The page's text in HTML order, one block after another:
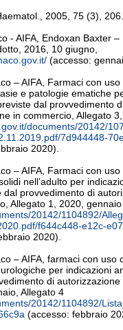
2005, 75 (3), 206.
- AIFA, Endoxan Baxter –
2016, 10 giugno,
(accesso:
– AIFA, Farmaci con
e patologie ematiche
dal provvedimento
in commercio, Allegato 3,
documents/20142/
7d944448-
2020).
– AIFA, Farmaci con
nell’adulto per
provvedimento di
Allegato 1, 2020, gennaio
20142/1104892/
f644c448-e12c-
2020).
– AIFA, farmaci con uso
per indicazioni
di autorizzazione
Allegato 4
20142/1104892/
(accesso: febbraio